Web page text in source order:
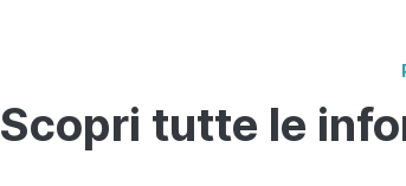
Scopri tutte le